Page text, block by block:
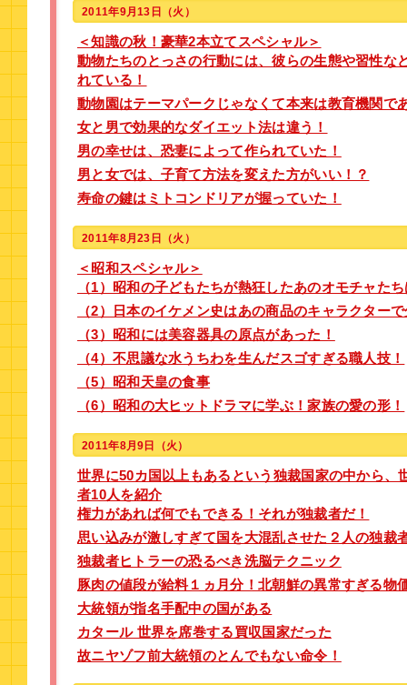
2011年9月13日（火）
＜知識の秋！豪華2本立てスペシャル＞
動物たちのとっさの行動には、彼らの生態や習性な
れている！
動物園はテーマパークじゃなくて本来は教育機関で
女と男で効果的なダイエット法は違う！
男の幸せは、恐妻によって作られていた！
男と女では、子育て方法を変えた方がいい！？
寿命の鍵はミトコンドリアが握っていた！
2011年8月23日（火）
＜昭和スペシャル＞
（1）昭和の子どもたちが熱狂したあのオモチャた
（2）日本のイケメン史はあの商品のキャラクター
（3）昭和には美容器具の原点があった！
（4）不思議な水うちわを生んだスゴすぎる職人技！
（5）昭和天皇の食事
（6）昭和の大ヒットドラマに学ぶ！家族の愛の形！
2011年8月9日（火）
世界に50カ国以上もあるという独裁国家の中から、
者10人を紹介
権力があれば何でもできる！それが独裁者だ！
思い込みが激しすぎて国を大混乱させた２人の独裁
独裁者ヒトラーの恐るべき洗脳テクニック
豚肉の値段が給料１ヵ月分！北朝鮮の異常すぎる物
大統領が指名手配中の国がある
カタール 世界を席巻する買収国家だった
故ニヤゾフ前大統領のとんでもない命令！